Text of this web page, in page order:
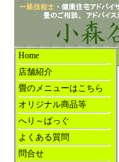
Home
店舗紹介
畳のメニューはこちら
オリジナル商品等
へり～ばっぐ
よくある質問
問合せ